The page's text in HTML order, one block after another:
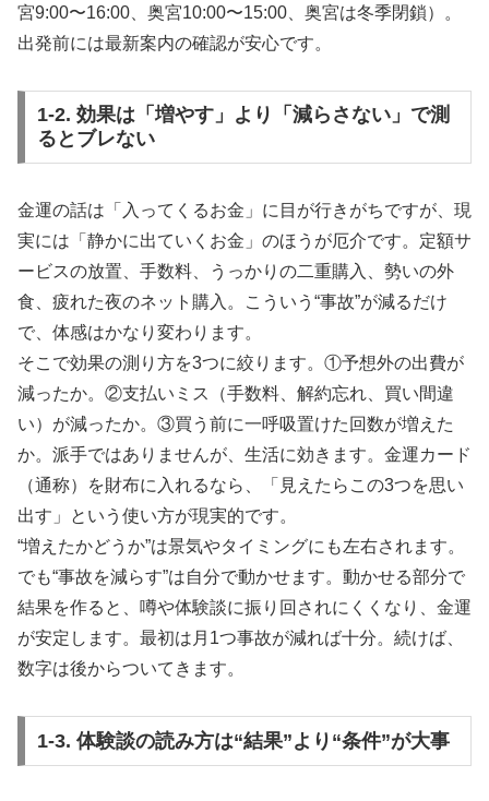
宮9:00〜16:00、奥宮10:00〜15:00、奥宮は冬季閉鎖）。
出発前には最新案内の確認が安心です。
1-2. 効果は「増やす」より「減らさない」で測
るとブレない
金運の話は「入ってくるお金」に目が行きがちですが、現
実には「静かに出ていくお金」のほうが厄介です。定額サ
ービスの放置、手数料、うっかりの二重購入、勢いの外
食、疲れた夜のネット購入。こういう“事故”が減るだけ
で、体感はかなり変わります。
そこで効果の測り方を3つに絞ります。①予想外の出費が
減ったか。②支払いミス（手数料、解約忘れ、買い間違
い）が減ったか。③買う前に一呼吸置けた回数が増えた
か。派手ではありませんが、生活に効きます。金運カード
（通称）を財布に入れるなら、「見えたらこの3つを思い
出す」という使い方が現実的です。
“増えたかどうか”は景気やタイミングにも左右されます。
でも“事故を減らす”は自分で動かせます。動かせる部分で
結果を作ると、噂や体験談に振り回されにくくなり、金運
が安定します。最初は月1つ事故が減れば十分。続けば、
数字は後からついてきます。
1-3. 体験談の読み方は“結果”より“条件”が大事